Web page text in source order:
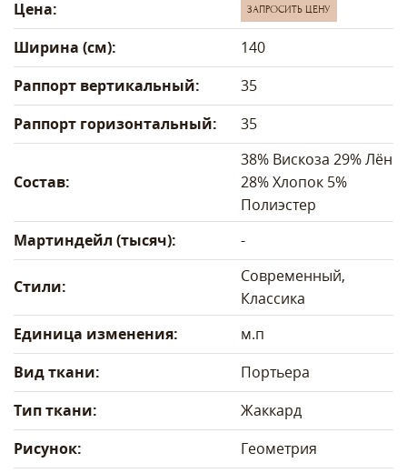
Цена: ЗАПРОСИТЬ ЦЕНУ
Ширина (см):
140
Раппорт вертикальный:
35
Раппорт горизонтальный:
35
Состав:
38% Вискоза 29% Лён
28% Хлопок 5%
Полиэстер
Мартиндейл (тысяч):
-
Стили:
Современный,
Классика
Единица изменения:
м.п
Вид ткани:
Портьера
Тип ткани:
Жаккард
Рисунок:
Геометрия